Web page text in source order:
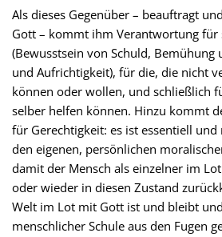
Als dieses Gegenüber – beauftragt
Gott – kommt ihm Verantwortung für
(Bewusstsein von Schuld, Bemühung
und Aufrichtigkeit), für die, die nicht
können oder wollen, und schließlich
selber helfen können. Hinzu kommt
für Gerechtigkeit: es ist essentiell
den eigenen, persönlichen
damit der Mensch als einzelner im
oder wieder in diesen Zustand
Welt im Lot mit Gott ist und bleibt
menschlicher Schule aus den Fugen